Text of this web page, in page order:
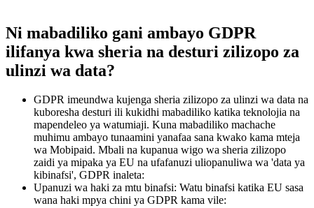
Ni mabadiliko gani ambayo GDPR
ilifanya kwa sheria na desturi zilizopo za
ulinzi wa data?
GDPR imeundwa kujenga sheria zilizopo za ulinzi wa data na
kuboresha desturi ili kukidhi mabadiliko katika teknolojia na
mapendeleo ya watumiaji. Kuna mabadiliko machache
muhimu ambayo tunaamini yanafaa sana kwako kama mteja
wa Mobipaid. Mbali na kupanua wigo wa sheria zilizopo
zaidi ya mipaka ya EU na ufafanuzi uliopanuliwa wa 'data ya
kibinafsi', GDPR inaleta:
Upanuzi wa haki za mtu binafsi: Watu binafsi katika EU sasa
wana haki mpya chini ya GDPR kama vile: